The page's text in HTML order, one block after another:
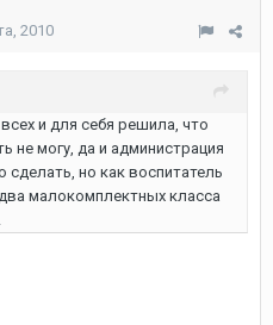
2010
и для себя решила, что
не могу, да и администрация
но как воспитатель
малокомплектных класса